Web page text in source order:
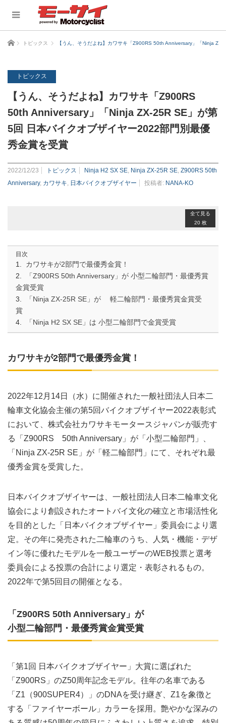
ホーム トピックス 【うん、そうだよね】カワサキ「Z900RS 50th Anniversary」「Ninja
トピックス
【うん、そうだよね】カワサキ「Z900RS
50th Anniversary」「Ninja ZX-25R SE」が第
5回 日本バイクオブザイヤー2022部門別最優
秀金賞を受賞
2022/12/23 トピックス Ninja H2 SX SE Ninja ZX-25R SE Z900RS 50th
Anniversary, カワサキ 日本バイクオブザイヤー 投稿者: NANA-KO
全て見る
20 枚
目次
カワサキが2部門で最優秀金賞！
「Z900RS 50th Anniversary」が 小型二輪部門・最優秀賞
金賞受賞
「Ninja ZX-25R SE」が 軽二輪部門・最優秀賞金賞受
賞
「Ninja H2 SX SE」は 小型二輪部門で金賞受賞
カワサキが2部門で最優秀金賞！
2022年12月14日（水）に開催された一般社団法人日本二
輪車文化協会主催の第5回バイクオブザイヤー2022表彰式
において、株式会社カワサキモータースジャパンが販売す
る「Z900RS 50th Anniversary」が「小型二輪部門」、
「Ninja ZX-25R SE」が「軽二輪部門」にて、それぞれ最
優秀金賞を受賞した。
日本バイクオブザイヤーは、一般社団法人日本二輪車文化
協会により創設されたオートバイ文化の確立と市場活性化
を目的とした「日本バイクオブザイヤー」委員会により選
定。その年に発売された二輪車のうち、人気・機能・デザ
イン等に優れたモデルを一般ユーザーのWEB投票と選考
委員会による投票の合計により選定・表彰されるもの。
2022年で第5回目の開催となる。
「Z900RS 50th Anniversary」が
小型二輪部門・最優秀賞金賞受賞
「第1回 日本バイクオブザイヤー」大賞に選ばれた
「Z900RS」のZ50周年記念モデル。往年の名車である
「Z1（900SUPER4）」のDNAを受け継ぎ、Z1を象徴と
する「ファイヤーボール」カラーを採用。艶やかな深みの